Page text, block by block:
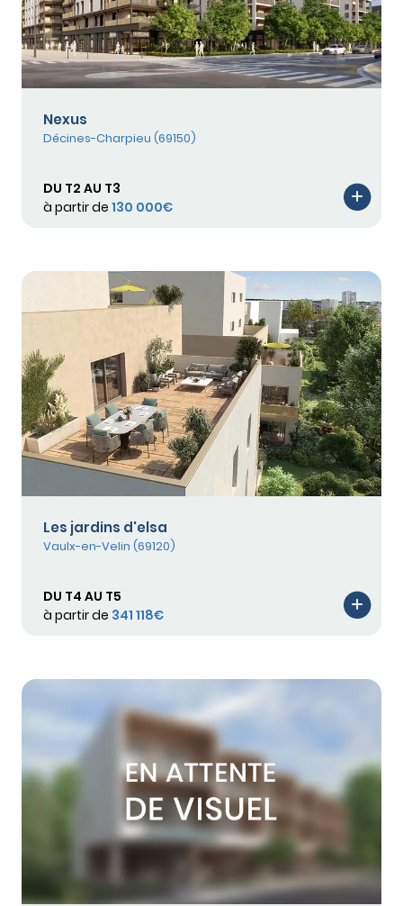
Nexus
Décines-Charpieu (69150)
DU T2 AU T3
à partir de 130 000€
Les jardins d'elsa
Vaulx-en-Velin (69120)
DU T4 AU T5
à partir de 341 118€